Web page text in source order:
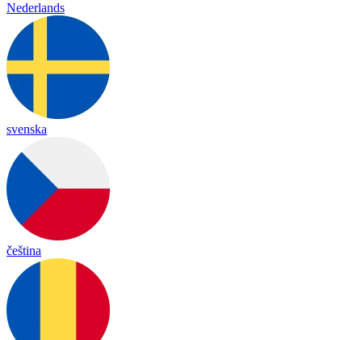
Nederlands
svenska
čeština